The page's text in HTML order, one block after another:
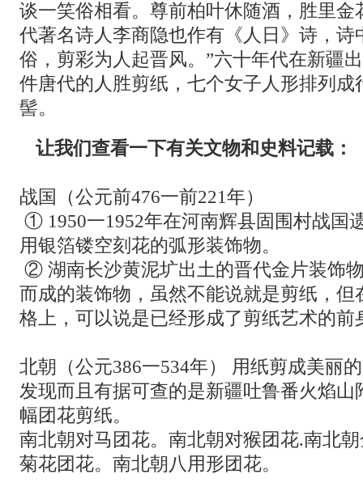
谈一笑俗相看。尊前柏叶休随酒，胜里金
代著名诗人李商隐也作有《人日》诗，诗
俗，剪彩为人起晋风。”六十年代在新疆
件唐代的人胜剪纸，七个女子人形排列成
髻。
让我们查看一下有关文物和史料记载：
战国（公元前476一前221年）
① 1950一1952年在河南辉县固围村战国
用银箔镂空刻花的弧形装饰物。
② 湖南长沙黄泥圹出土的晋代金片装饰
而成的装饰物，虽然不能说就是剪纸，但
格上，可以说是已经形成了剪纸艺术的前
北朝（公元386一534年） 用纸剪成美丽
发现而且有据可查的是新疆吐鲁番火焰山
幅团花剪纸。
南北朝对马团花。南北朝对猴团花.南北
菊花团花。南北朝八用形团花。